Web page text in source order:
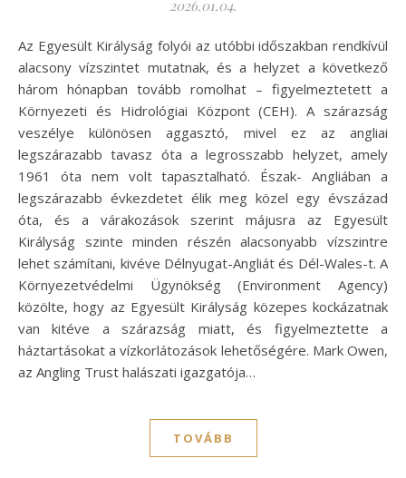
2026.01.04.
Az Egyesült Királyság folyói az utóbbi időszakban rendkívül
alacsony vízszintet mutatnak, és a helyzet a következő
három hónapban tovább romolhat – figyelmeztetett a
Környezeti és Hidrológiai Központ (CEH). A szárazság
veszélye különösen aggasztó, mivel ez az angliai
legszárazabb tavasz óta a legrosszabb helyzet, amely
1961 óta nem volt tapasztalható. Észak- Angliában a
legszárazabb évkezdetet élik meg közel egy évszázad
óta, és a várakozások szerint májusra az Egyesült
Királyság szinte minden részén alacsonyabb vízszintre
lehet számítani, kivéve Délnyugat-Angliát és Dél-Wales-t. A
Környezetvédelmi Ügynökség (Environment Agency)
közölte, hogy az Egyesült Királyság közepes kockázatnak
van kitéve a szárazság miatt, és figyelmeztette a
háztartásokat a vízkorlátozások lehetőségére. Mark Owen,
az Angling Trust halászati igazgatója…
TOVÁBB